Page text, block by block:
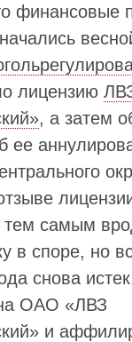
финансовые
лицензию
, а затем
ее
тем самым
в споре, но
снова
ОАО «ЛВЗ
и